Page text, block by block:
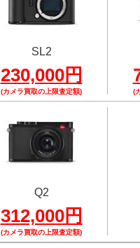
SL2
230,000円
(カメラ買取の上限査定額) (
Q2
312,000円
(カメラ買取の上限査定額)